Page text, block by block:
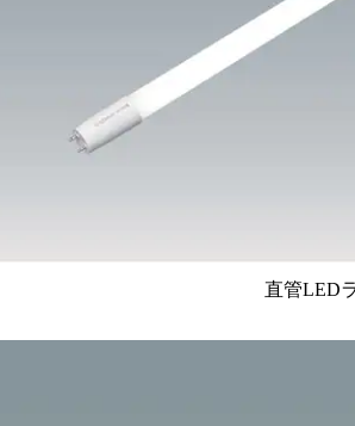
直管LED